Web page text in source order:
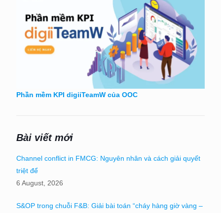
Phần mềm KPI digiiTeamW của OOC
Bài viết mới
Channel conflict in FMCG: Nguyên nhân và cách giải quyết
triệt để
6 August, 2026
S&OP trong chuỗi F&B: Giải bài toán “cháy hàng giờ vàng –